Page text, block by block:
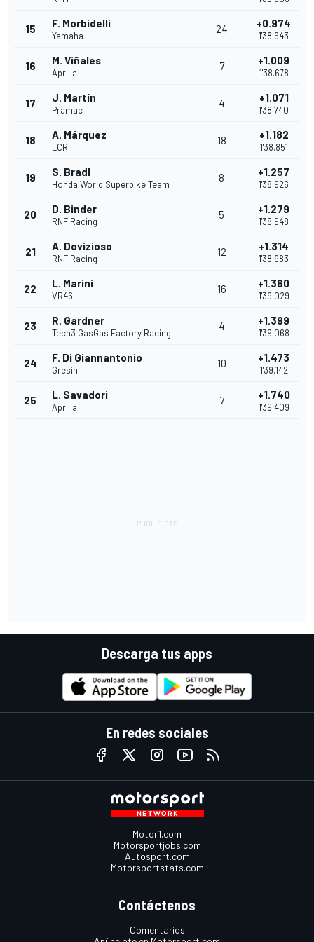
15 F. Morbidelli
Yamaha
24 +0.974
1'38.643
16 M. Viñales
Aprilia
7 +1.009
1'38.678
17 J. Martín
Pramac
4 +1.071
1'38.740
18 A. Márquez
LCR
18 +1.182
1'38.851
19 S. Bradl
Honda World Superbike Team
8 +1.257
1'38.926
20 D. Binder
RNF Racing
5 +1.279
1'38.948
21 A. Dovizioso
RNF Racing
12 +1.314
1'38.983
22 L. Marini
VR46
16 +1.360
1'39.029
23 R. Gardner
Tech3 GasGas Factory Racing
4 +1.399
1'39.068
24 F. Di Giannantonio
Gresini
10 +1.473
1'39.142
25 L. Savadori
Aprilia
7 +1.740
1'39.409
Descarga tus apps
En redes sociales
Motor1.com
Motorsportjobs.com
Autosport.com
Motorsportstats.com
Contáctenos
Comentarios